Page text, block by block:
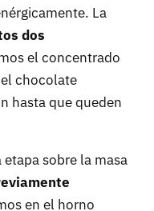
La
dos
el concentrado
chocolate
hasta que queden
sobre la masa
en el horno